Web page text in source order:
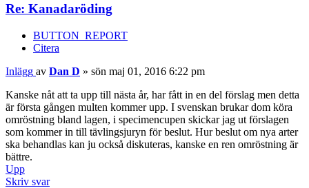
Re: Kanadaröding
BUTTON_REPORT
Citera
Inlägg av Dan D » sön maj 01, 2016 6:22 pm
Kanske nåt att ta upp till nästa år, har fått in en del förslag men detta
är första gången multen kommer upp. I svenskan brukar dom köra
omröstning bland lagen, i specimencupen skickar jag ut förslagen
som kommer in till tävlingsjuryn för beslut. Hur beslut om nya arter
ska behandlas kan ju också diskuteras, kanske en ren omröstning är
bättre.
Upp
Skriv svar